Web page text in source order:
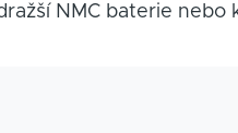
NMC baterie nebo